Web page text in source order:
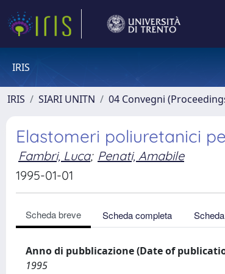
IRIS
IRIS SIARI UNITN 04 Convegni
Elastomeri poliuretanici
Fambri, Luca; Penati, Amabile
1995-01-01
Scheda breve Scheda completa
Anno di pubblicazione (Date of
1995